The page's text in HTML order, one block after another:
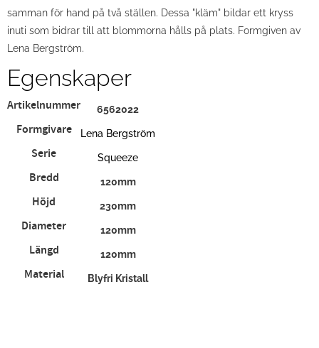
samman för hand på två ställen. Dessa "kläm" bildar ett kryss
inuti som bidrar till att blommorna hålls på plats. Formgiven av
Lena Bergström.
Egenskaper
Artikelnummer 6562022
Formgivare Lena Bergström
Serie Squeeze
Bredd 120mm
Höjd 230mm
Diameter 120mm
Längd 120mm
Material Blyfri Kristall